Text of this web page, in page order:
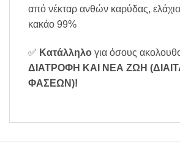
από νέκταρ ανθών καρύδας,
κακάο 99%
✅ Κατάλληλο για όσους
ΔΙΑΤΡΟΦΗ ΚΑΙ ΝΕΑ ΖΩΗ
ΦΑΣΕΩΝ)!